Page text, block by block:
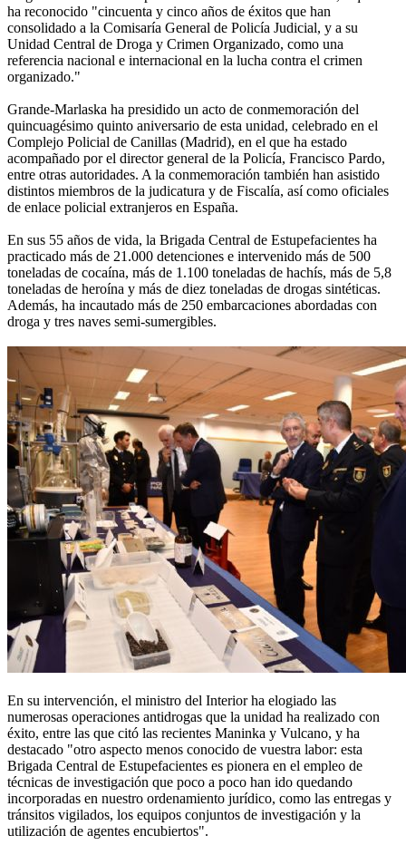
ha reconocido "cincuenta y cinco años de éxitos que han
consolidado a la Comisaría General de Policía Judicial, y a su
Unidad Central de Droga y Crimen Organizado, como una
referencia nacional e internacional en la lucha contra el crimen
organizado."
Grande-Marlaska ha presidido un acto de conmemoración del
quincuagésimo quinto aniversario de esta unidad, celebrado en el
Complejo Policial de Canillas (Madrid), en el que ha estado
acompañado por el director general de la Policía, Francisco Pardo,
entre otras autoridades. A la conmemoración también han asistido
distintos miembros de la judicatura y de Fiscalía, así como oficiales
de enlace policial extranjeros en España.
En sus 55 años de vida, la Brigada Central de Estupefacientes ha
practicado más de 21.000 detenciones e intervenido más de 500
toneladas de cocaína, más de 1.100 toneladas de hachís, más de 5,8
toneladas de heroína y más de diez toneladas de drogas sintéticas.
Además, ha incautado más de 250 embarcaciones abordadas con
droga y tres naves semi-sumergibles.
En su intervención, el ministro del Interior ha elogiado las
numerosas operaciones antidrogas que la unidad ha realizado con
éxito, entre las que citó las recientes Maninka y Vulcano, y ha
destacado "otro aspecto menos conocido de vuestra labor: esta
Brigada Central de Estupefacientes es pionera en el empleo de
técnicas de investigación que poco a poco han ido quedando
incorporadas en nuestro ordenamiento jurídico, como las entregas y
tránsitos vigilados, los equipos conjuntos de investigación y la
utilización de agentes encubiertos".